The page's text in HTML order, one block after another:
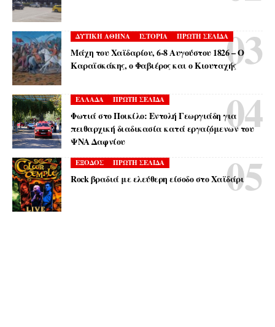
ΔΥΤΙΚΗ ΑΘΗΝΑ ΙΣΤΟΡΙΑ ΠΡΩΤΗ ΣΕΛΙΔΑ
Μάχη του Χαϊδαρίου, 6-8 Αυγούστου 1826 – Ο
Καραϊσκάκης, ο Φαβιέρος και ο Κιουταχής
ΕΛΛΑΔΑ ΠΡΩΤΗ ΣΕΛΙΔΑ
Φωτιά στο Ποικίλο: Εντολή Γεωργιάδη για
πειθαρχική διαδικασία κατά εργαζόμενων του
ΨΝΑ Δαφνίου
ΕΞΟΔΟΣ ΠΡΩΤΗ ΣΕΛΙΔΑ
Rock βραδιά με ελεύθερη είσοδο στο Χαϊδάρι